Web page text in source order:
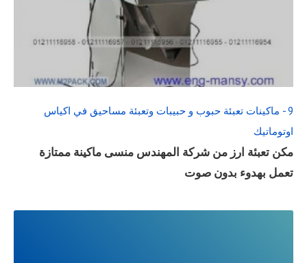
READ
FULL
POST
9 - ماكينات تعبئة حبوب و حبيبات وتعبئة مساحيق في اكياس
اوتوماتيك
مكن تعبئة ارز من شركة المهندس منسى ماكينة ممتازة
تعمل بهدوء بدون صوت